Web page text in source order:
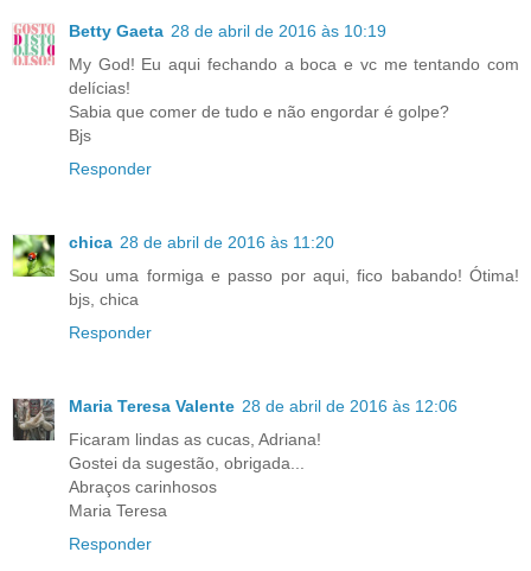
Betty Gaeta 28 de abril de 2016 às 10:19
My God! Eu aqui fechando a boca e vc me tentando com
delícias!
Sabia que comer de tudo e não engordar é golpe?
Bjs
Responder
chica 28 de abril de 2016 às 11:20
Sou uma formiga e passo por aqui, fico babando! Ótima!
bjs, chica
Responder
Maria Teresa Valente 28 de abril de 2016 às 12:06
Ficaram lindas as cucas, Adriana!
Gostei da sugestão, obrigada...
Abraços carinhosos
Maria Teresa
Responder